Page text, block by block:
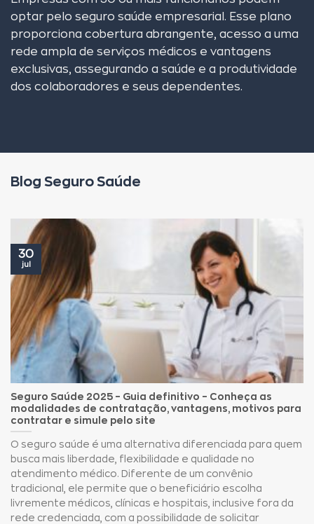
optar pelo seguro saúde empresarial. Esse plano
proporciona cobertura abrangente, acesso a uma
rede ampla de serviços médicos e vantagens
exclusivas, assegurando a saúde e a produtividade
dos colaboradores e seus dependentes.
Blog Seguro Saúde
Seguro Saúde 2025 – Guia definitivo – Conheça as
modalidades de contratação, vantagens, motivos para
contratar e simule pelo site
O seguro saúde é uma alternativa diferenciada para quem
busca mais liberdade, flexibilidade e qualidade no
atendimento médico. Diferente de um convênio
tradicional, ele permite que o beneficiário escolha
livremente médicos, clínicas e hospitais, inclusive fora da
rede credenciada, com a possibilidade de solicitar
30
jul